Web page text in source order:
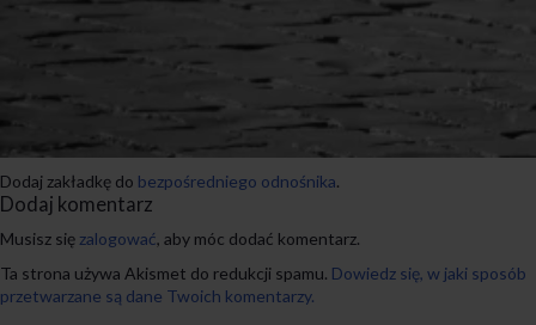
Dodaj zakładkę do bezpośredniego odnośnika.
Dodaj komentarz
Musisz się zalogować, aby móc dodać komentarz.
Ta strona używa Akismet do redukcji spamu. Dowiedz się, w jaki sposób
przetwarzane są dane Twoich komentarzy.